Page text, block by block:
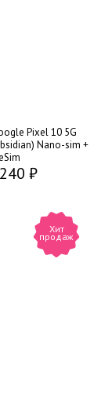
Pixel 10 5G
Nano-sim +
₽
Хит
продаж